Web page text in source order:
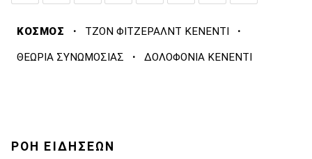
ΚΟΣΜΟΣ · ΤΖΟΝ ΦΙΤΖΕΡΑΛΝΤ ΚΕΝΕΝΤΙ ·
ΘΕΩΡΙΑ ΣΥΝΩΜΟΣΙΑΣ · ΔΟΛΟΦΟΝΙΑ ΚΕΝΕΝΤΙ
ΡΟΗ ΕΙΔΗΣΕΩΝ